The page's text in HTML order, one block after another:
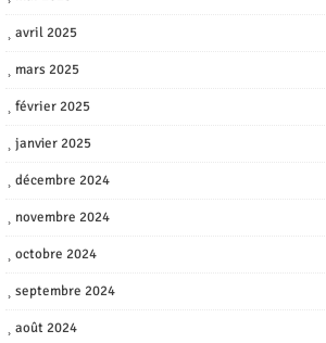
avril 2025
mars 2025
février 2025
janvier 2025
décembre 2024
novembre 2024
octobre 2024
septembre 2024
août 2024